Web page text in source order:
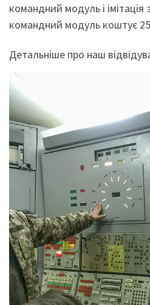
командний модуль і імітація
командний модуль коштує
Детальніше про наш